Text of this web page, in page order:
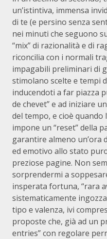
un’istintiva, immensa
di te (e persino senza
nei minuti che seguono
“mix” di razionalità e di
riconcilia con i normali
impagabili preliminari di
stimolano scelte e tempi
inducendoti a far piazza
de chevet” e ad iniziare
del tempo, e cioè quando
impone un “reset” della
garantire almeno un’ora
ed emotivo allo stato
preziose pagine. Non
sorprendermi a
insperata fortuna, “rara
sistematicamente
tipo e valenza, ivi
proposte che, già ad un
entries” con regolare